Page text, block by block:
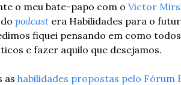
o meu bate-papo com o Victor
podcast era Habilidades para o
fiquei pensando em como
e fazer aquilo que desejamos.
as habilidades propostas pelo Fórum